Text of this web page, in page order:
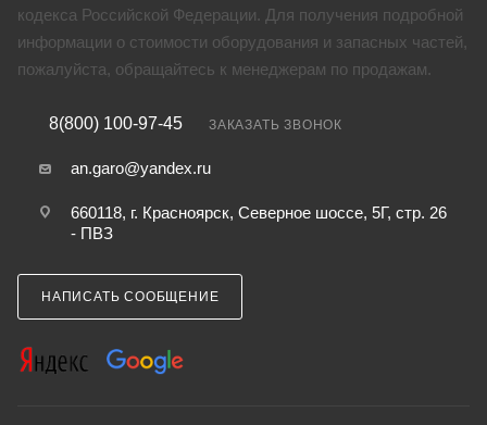
кодекса Российской Федерации. Для получения подробной
информации о стоимости оборудования и запасных частей,
пожалуйста, обращайтесь к менеджерам по продажам.
8(800) 100-97-45 ЗАКАЗАТЬ ЗВОНОК
an.garo@yandex.ru
660118, г. Красноярск, Северное шоссе, 5Г, стр. 26
- ПВЗ
НАПИСАТЬ СООБЩЕНИЕ